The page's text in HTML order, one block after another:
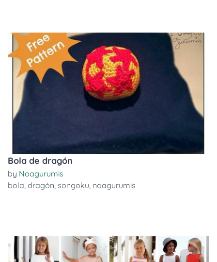
Bola de dragón
by Noagurumis
bola, dragón, songoku, noagurumis